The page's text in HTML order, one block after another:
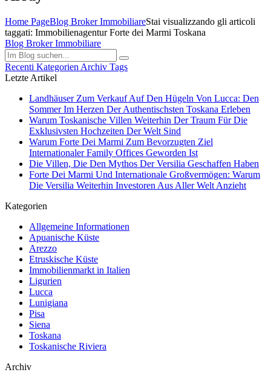
Home PageBlog Broker ImmobiliareStai visualizzando gli articoli
taggati: Immobilienagentur Forte dei Marmi Toskana
Blog Broker Immobiliare
Recenti Kategorien Archiv Tags
Letzte Artikel
Landhäuser Zum Verkauf Auf Den Hügeln Von Lucca: Den
Sommer Im Herzen Der Authentischsten Toskana Erleben
Warum Toskanische Villen Weiterhin Der Traum Für Die
Exklusivsten Hochzeiten Der Welt Sind
Warum Forte Dei Marmi Zum Bevorzugten Ziel
Internationaler Family Offices Geworden Ist
Die Villen, Die Den Mythos Der Versilia Geschaffen Haben
Forte Dei Marmi Und Internationale Großvermögen: Warum
Die Versilia Weiterhin Investoren Aus Aller Welt Anzieht
Kategorien
Allgemeine Informationen
Apuanische Küste
Arezzo
Etruskische Küste
Immobilienmarkt in Italien
Ligurien
Lucca
Lunigiana
Pisa
Siena
Toskana
Toskanische Riviera
Archiv